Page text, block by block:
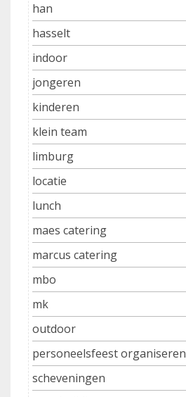
han
hasselt
indoor
jongeren
kinderen
klein team
limburg
locatie
lunch
maes catering
marcus catering
mbo
mk
outdoor
personeelsfeest organiseren
scheveningen